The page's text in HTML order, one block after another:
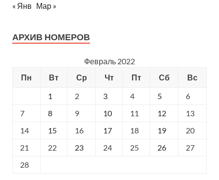
« Янв Мар »
АРХИВ НОМЕРОВ
Февраль 2022
Пн
Вт Ср Чт Пт Сб
Вс
1
2 3 4 5
6
7
8 9 10 11 12
13
14
15 16 17 18 19
20
21
22 23 24 25 26
27
28